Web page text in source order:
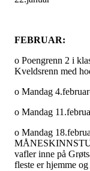
FEBRUAR:
o Poengrenn 2 i
Kveldsrenn med
o Mandag
o Mandag
o Mandag
vafler inne på
fleste er hjemme